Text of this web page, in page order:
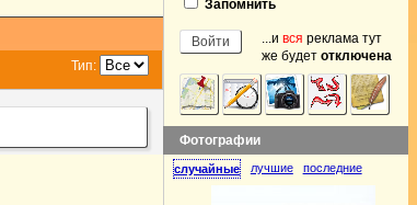
Тип:
Запомнить
...и вся реклама тут
же будет отключена
Фотографии
случайные лучшие последние